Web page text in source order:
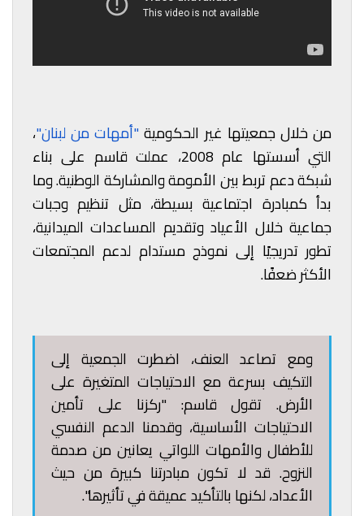
من خلال جمعيتها غير الحكومية"أمهات من لبنان"،
التي أسستها عام 2008، عملت قاسم على بناء
شبكة دعم تربط بين الأمومة والمشاركة الوطنية. وما
بدأ كمبادرة اجتماعية بسيطة، مثل تنظيم وجبات
جماعية خلال الأعياد وتقديم المساعدات الميدانية،
تطور تدريجيًا إلى نموذج مستدام لدعم المجتمعات
الأكثر ضعفًا.
ومع تصاعد العنف، اضطرت الجمعية إلى
التكيف بسرعة مع الاحتياجات المتغيرة على
الأرض. تقول قاسم: "ركزنا على تأمين
الاحتياجات الأساسية، وقدمنا الدعم النفسي
للأطفال والأمهات اللواتي يعانين من صدمة
النزوح. قد لا تكون مبادرتنا كبيرة من حيث
الأعداد، لكنها بالتأكيد عميقة في تأثيرها".